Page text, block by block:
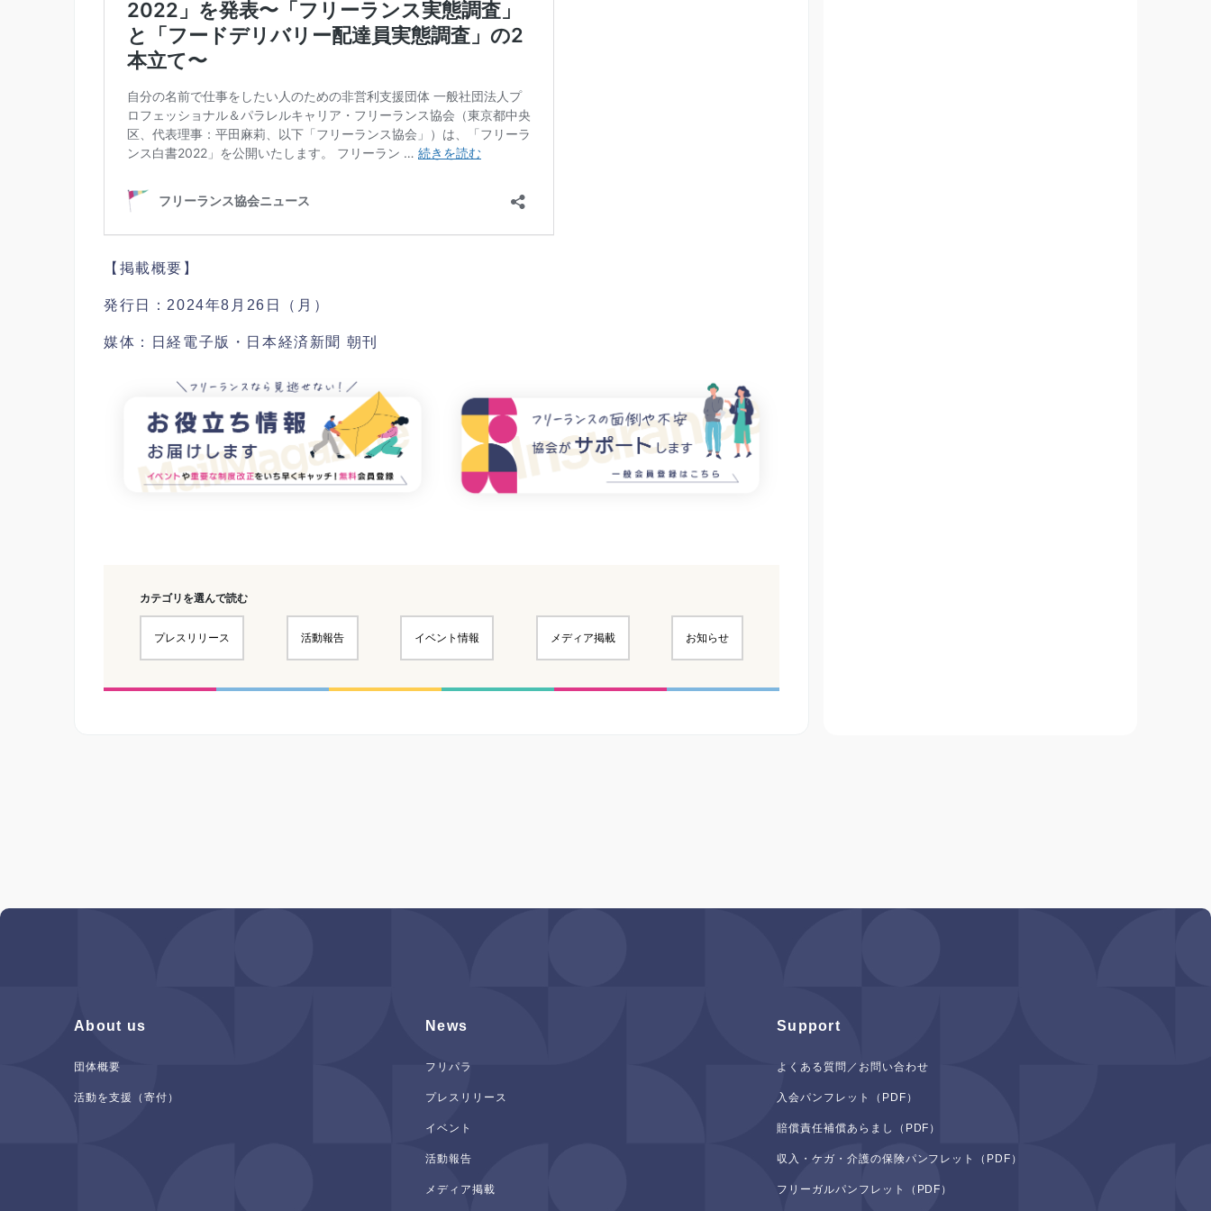
【掲載概要】
発行日：2024年8月26日（月）
媒体：日経電子版・日本経済新聞 朝刊
カテゴリを選んで読む
プレスリリース 活動報告 イベント情報 メディア掲載 お知らせ
About us
団体概要
活動を支援（寄付）
News
フリパラ
プレスリリース
イベント
活動報告
メディア掲載
Support
よくある質問／お問い合わせ
入会パンフレット（PDF）
賠償責任補償あらまし（PDF）
収入・ケガ・介護の保険パンフレット（PDF）
フリーガルパンフレット（PDF）